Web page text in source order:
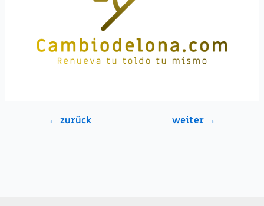
← zurück weiter →